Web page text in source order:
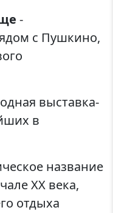
-
с Пушкино,
выставка-
в
название
XX века,
отдыха